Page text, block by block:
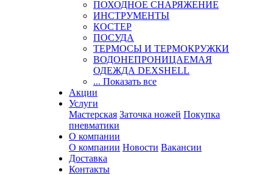
ПОХОДНОЕ СНАРЯЖЕНИЕ
ИНСТРУМЕНТЫ
КОСТЕР
ПОСУДА
ТЕРМОСЫ И ТЕРМОКРУЖКИ
ВОДОНЕПРОНИЦАЕМАЯ
ОДЕЖДА DEXSHELL
... Показать все
Акции
Услуги
Мастерская Заточка ножей Покупка
пневматики
О компании
О компании Новости Вакансии
Доставка
Контакты